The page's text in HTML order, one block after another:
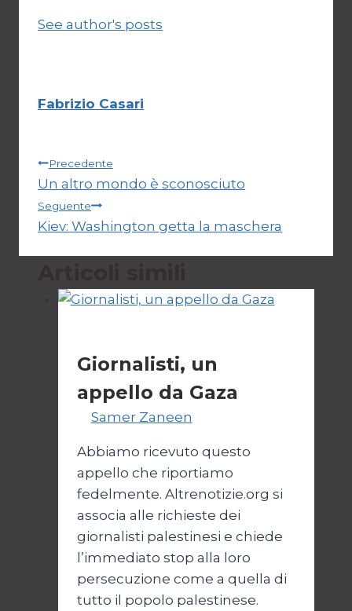
See author's posts
Fabrizio Casari
Navigazione
articoli
Precedente
Un altro mondo è sconosciuto
Seguente
Kiev: Washington getta la maschera
Giornalisti, un
appello da Gaza
Samer Zaneen
Abbiamo ricevuto questo
appello che riportiamo
fedelmente. Altrenotizie.org si
associa alle richieste dei
giornalisti palestinesi e chiede
l’immediato stop alla loro
persecuzione come a quella di
tutto il popolo palestinese.